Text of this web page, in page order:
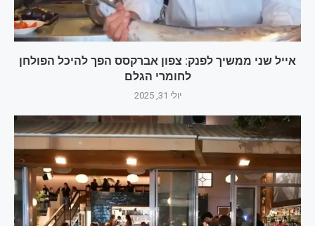
אייל שני ממשיך לפנק: צפון אברקסס הפך להיכל הפולחן
לחומרי הגלם
יולי 31, 2025